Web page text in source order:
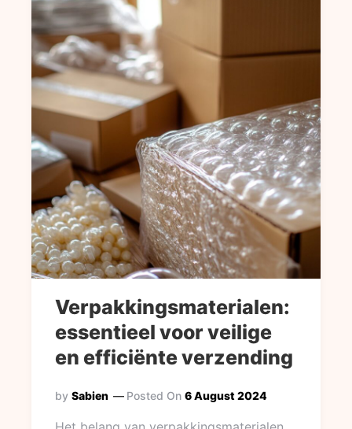
Verpakkingsmaterialen:
essentieel voor veilige
en efficiënte verzending
by Sabien Posted On 6 August 2024